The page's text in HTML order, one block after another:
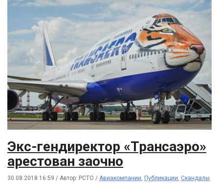
Экс-гендиректор «Трансаэро»
арестован заочно
30.08.2018 16:59 / Автор: РСТО / Авиакомпании Публикации Скандалы